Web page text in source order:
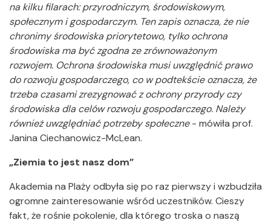
na kilku filarach: przyrodniczym, środowiskowym,
społecznym i gospodarczym. Ten zapis oznacza, że nie
chronimy środowiska priorytetowo, tylko ochrona
środowiska ma być zgodna ze zrównoważonym
rozwojem. Ochrona środowiska musi uwzględnić prawo
do rozwoju gospodarczego, co w podtekście oznacza, że
trzeba czasami zrezygnować z ochrony przyrody czy
środowiska dla celów rozwoju gospodarczego. Należy
również uwzględniać potrzeby społeczne- mówiła prof.
Janina Ciechanowicz-McLean.
„Ziemia to jest nasz dom”
Akademia na Plaży odbyła się po raz pierwszy i wzbudziła
ogromne zainteresowanie wśród uczestników. Cieszy
fakt, że rośnie pokolenie, dla którego troska o naszą